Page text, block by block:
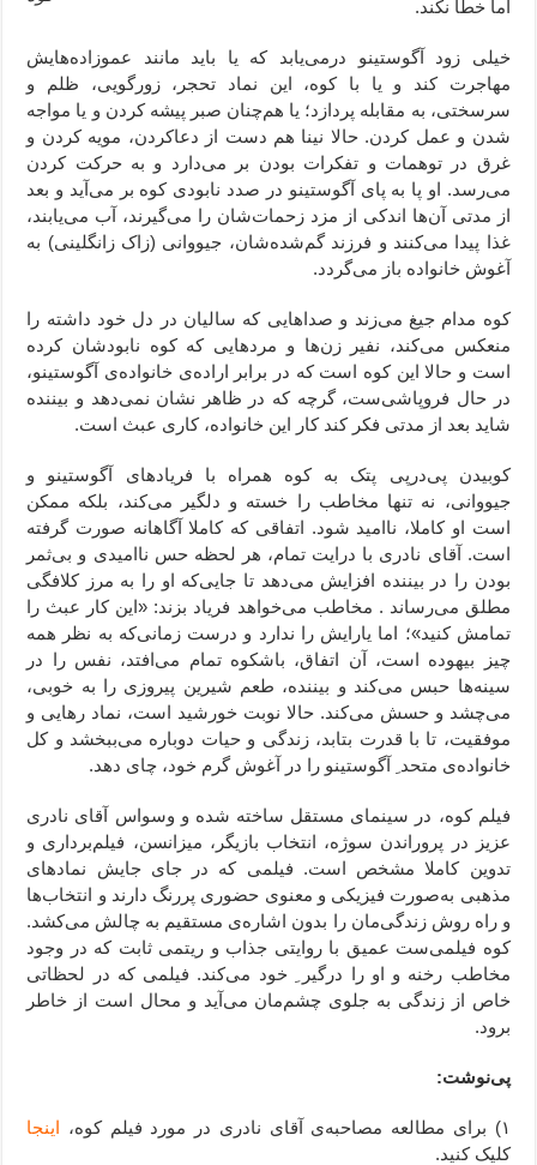
اما خطا نکند.
خیلی زود آگوستینو درمی‌یابد که یا باید مانند عموزاده‌هایش
مهاجرت کند و یا با کوه، این نماد تحجر، زورگویی، ظلم و
سرسختی، به مقابله پردازد؛ یا هم‌چنان صبر پیشه کردن و یا مواجه
شدن و عمل کردن. حالا نینا هم دست از دعاکردن، مویه کردن و
غرق در توهمات و تفکرات بودن بر می‌دارد و به حرکت کردن
می‌رسد. او پا به پای آگوستینو در صدد نابودی کوه بر می‌آید و بعد
از مدتی آن‌ها اندکی از مزد زحمات‌شان را می‌گیرند، آب می‌یابند،
غذا پیدا می‌کنند و فرزند گم‌شده‌شان، جیووانی (زاک زانگلینی) به
آغوش خانواده باز می‌گردد.
کوه مدام جیغ می‌زند و صداهایی که سالیان در دل خود داشته را
منعکس می‌‌کند، نفیر زن‌ها و مردهایی که کوه نابودشان کرده
است و حالا این کوه است که در برابر اراده‌ی خانواده‌ی آگوستینو،
در حال فروپاشی‌ست، گرچه که در ظاهر نشان نمی‌دهد و بیننده
شاید بعد از مدتی فکر کند کار این خانواده، کاری عبث است.
کوبیدن پی‌درپی پتک به کوه همراه با فریادهای آگوستینو و
جیووانی، نه تنها مخاطب را خسته و دلگیر می‌کند، بلکه ممکن
است او کاملا، ناامید شود. اتفاقی که کاملا آگاهانه صورت گرفته
است. آقای نادری با درایت تمام، هر لحظه حس ناامیدی و بی‌ثمر
بودن را در بیننده افزایش می‌دهد تا جایی‌که او را به مرز کلافگی
مطلق می‌رساند . مخاطب می‌خواهد فریاد بزند: «این کار عبث را
تمامش کنید»؛ اما یارایش را ندارد و درست زمانی‌که به نظر همه
چیز بیهوده است، آن اتفاق، باشکوه تمام می‌افتد، نفس را در
سینه‌ها حبس می‌کند و بیننده، طعم شیرین پیروزی را به خوبی،
می‌چشد و حسش می‌کند. حالا نوبت خورشید است، نماد رهایی و
موفقیت، تا با قدرت بتابد، زندگی و حیات دوباره می‌ببخشد و کل
خانواده‌ی متحد ِ آگوستینو را در آغوش گرم خود، چای دهد.
فیلم کوه، در سینمای مستقل ساخته شده و وسواس آقای نادری
عزیز در پروراندن سوژه، انتخاب بازیگر، میزانسن، فیلم‌برداری و
تدوین کاملا مشخص است. فیلمی که در جای جایش نمادهای
مذهبی به‌صورت فیزیکی و معنوی حضوری پررنگ دارند و انتخاب‌ها
و راه روش زندگی‌مان را بدون اشاره‌ی مستقیم به چالش می‌کشد.
کوه فیلمی‌ست عمیق با روایتی جذاب و ریتمی ثابت که در وجود
مخاطب رخنه و او را درگیر ِ خود می‌کند. فیلمی که در لحظاتی
خاص از زندگی به جلوی چشم‌مان می‌آید و محال است از خاطر
برود.
پی‌نوشت:
۱) برای مطالعه مصاحبه‌ی آقای نادری در مورد فیلم کوه،
اینجا
کلیک کنید.